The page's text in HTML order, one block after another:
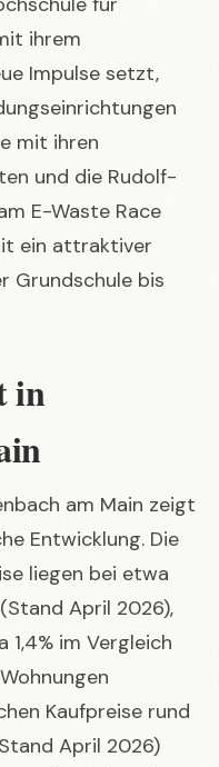
ihrem
Impulse setzt,
mit ihren
und die Rudolf-
E-Waste Race
ein attraktiver
Grundschule bis
in
am Main zeigt
Entwicklung. Die
liegen bei etwa
April 2026),
im Vergleich
Kaufpreise rund
April 2026)